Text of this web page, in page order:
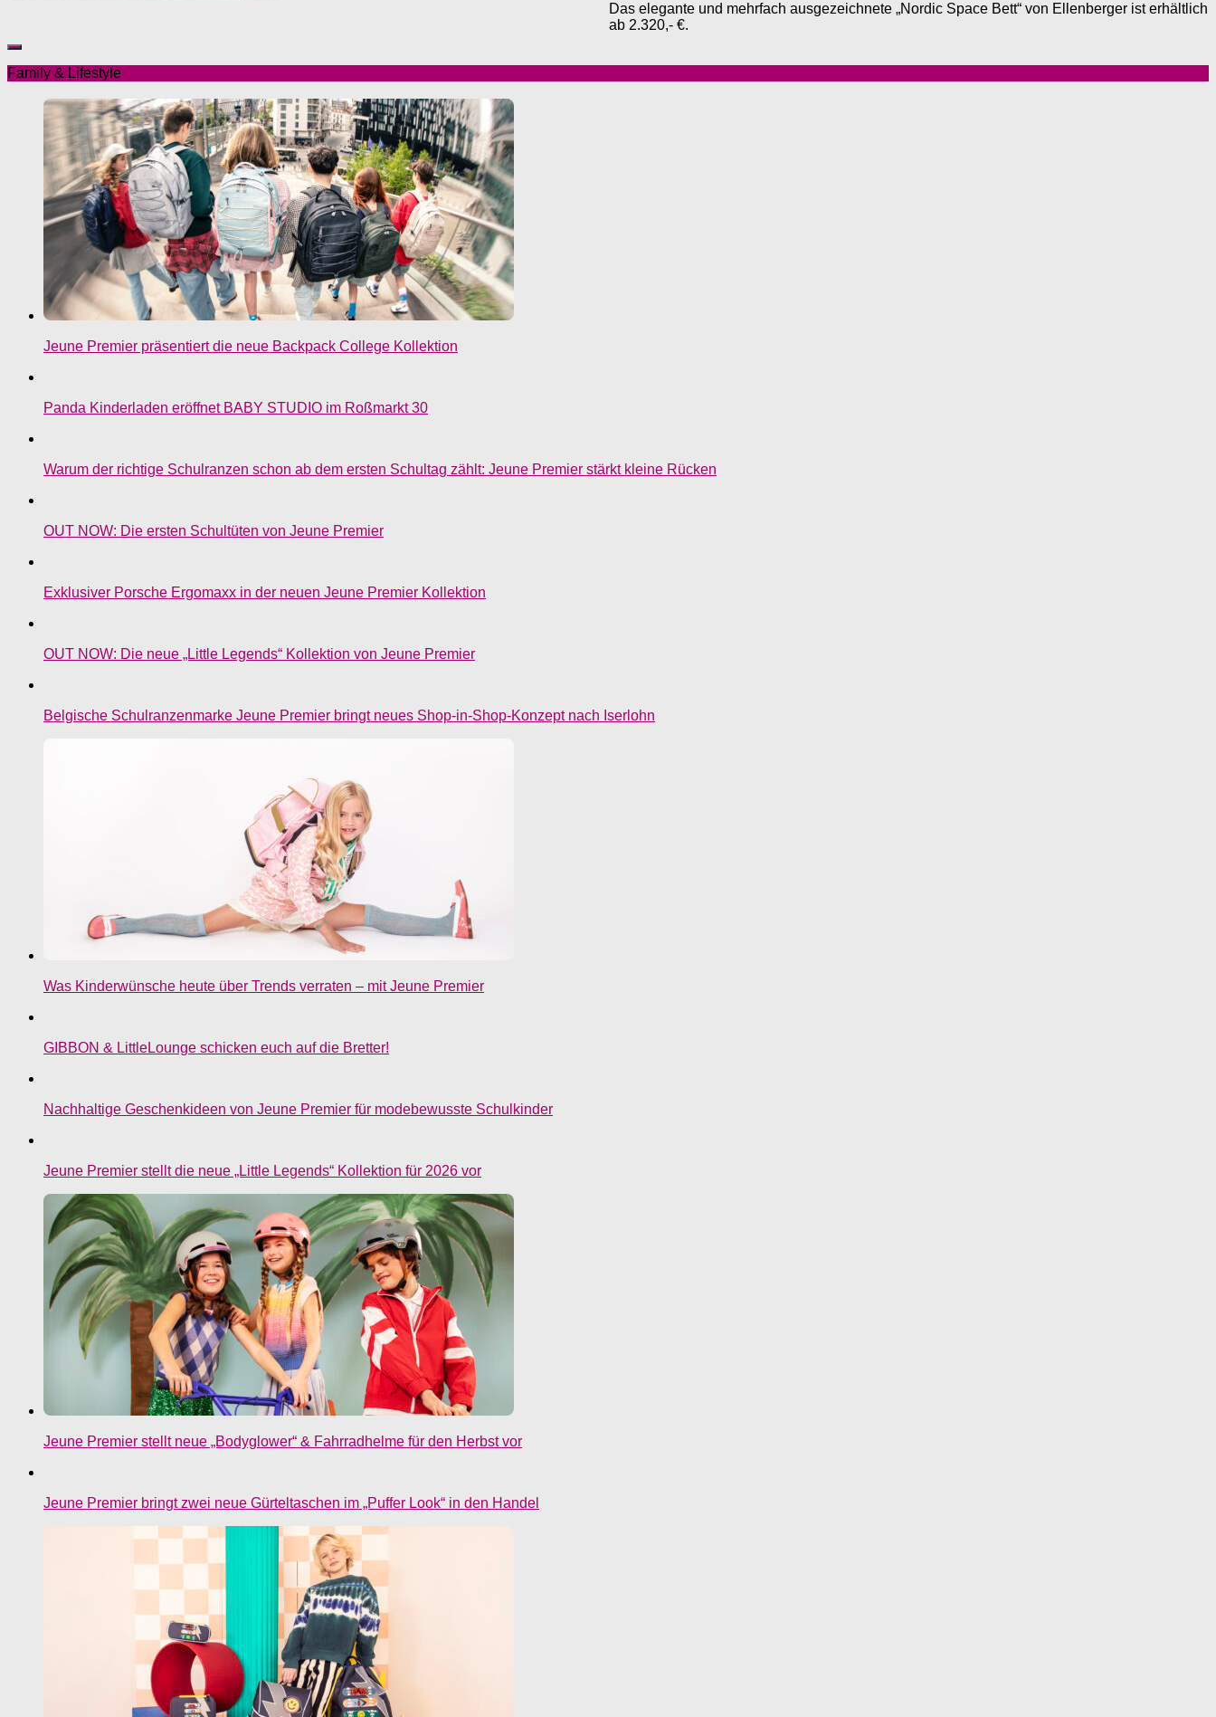
Das elegante und mehrfach ausgezeichnete „Nordic Space Bett“ von Ellenberger ist erhältlich
ab 2.320,- €.
Family & Lifestyle
Jeune Premier präsentiert die neue Backpack College Kollektion
Panda Kinderladen eröffnet BABY STUDIO im Roßmarkt 30
Warum der richtige Schulranzen schon ab dem ersten Schultag zählt: Jeune Premier stärkt kleine Rücken
OUT NOW: Die ersten Schultüten von Jeune Premier
Exklusiver Porsche Ergomaxx in der neuen Jeune Premier Kollektion
OUT NOW: Die neue „Little Legends“ Kollektion von Jeune Premier
Belgische Schulranzenmarke Jeune Premier bringt neues Shop-in-Shop-Konzept nach Iserlohn
Was Kinderwünsche heute über Trends verraten – mit Jeune Premier
GIBBON & LittleLounge schicken euch auf die Bretter!
Nachhaltige Geschenkideen von Jeune Premier für modebewusste Schulkinder
Jeune Premier stellt die neue „Little Legends“ Kollektion für 2026 vor
Jeune Premier stellt neue „Bodyglower“ & Fahrradhelme für den Herbst vor
Jeune Premier bringt zwei neue Gürteltaschen im „Puffer Look“ in den Handel